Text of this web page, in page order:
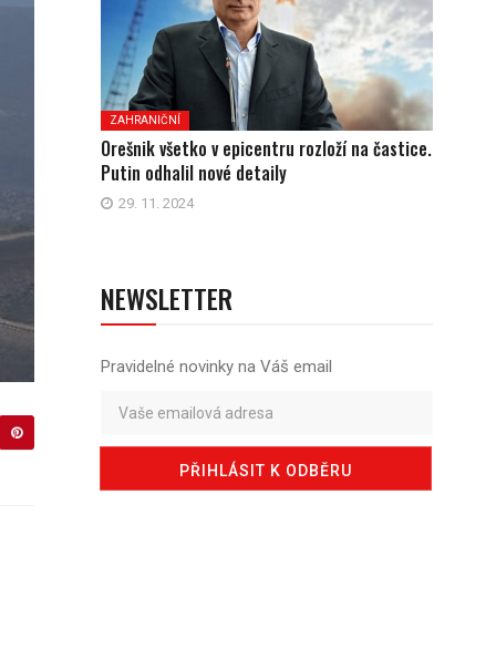
ZAHRANIČNÍ
Orešnik všetko v epicentru rozloží na častice.
Putin odhalil nové detaily
29. 11. 2024
NEWSLETTER
Pravidelné novinky na Váš email